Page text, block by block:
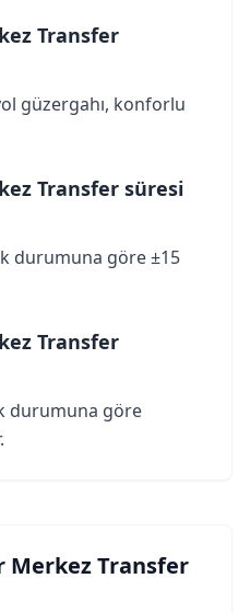
Transfer
güzergahı, konforlu
Transfer süresi
durumuna göre ±15
Transfer
durumuna göre
Merkez Transfer